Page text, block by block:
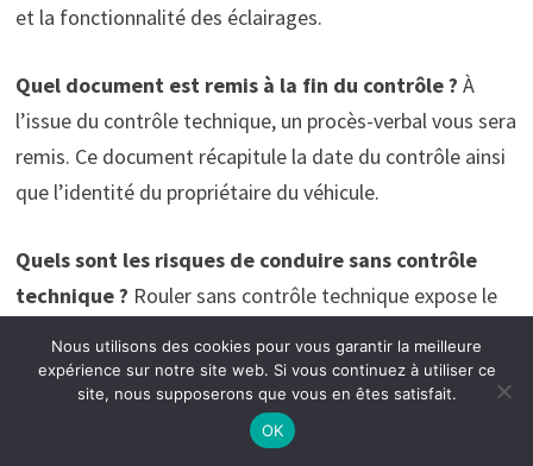
et la fonctionnalité des éclairages.
Quel document est remis à la fin du contrôle ? À
l’issue du contrôle technique, un procès-verbal vous sera
remis. Ce document récapitule la date du contrôle ainsi
que l’identité du propriétaire du véhicule.
Quels sont les risques de conduire sans contrôle
technique ? Rouler sans contrôle technique expose le
possibilité de confiscation du véhicule.
Est-il possible de passer une contre-visite ?
Nous utilisons des cookies pour vous garantir la meilleure
expérience sur notre site web. Si vous continuez à utiliser ce
site, nous supposerons que vous en êtes satisfait.
OK